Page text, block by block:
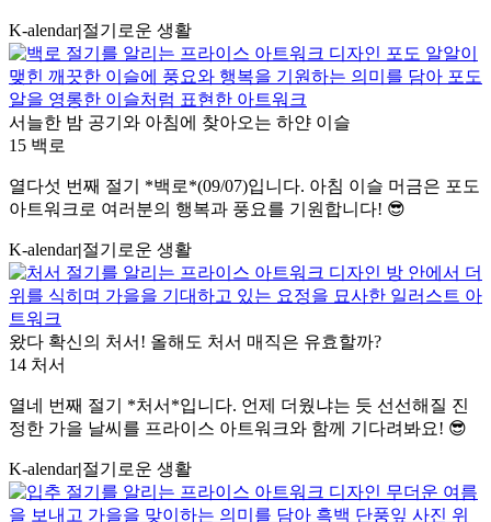
K-alendar|절기로운 생활
서늘한 밤 공기와 아침에 찾아오는 하얀 이슬
15 백로
열다섯 번째 절기 *백로*(09/07)입니다. 아침 이슬 머금은 포도
아트워크로 여러분의 행복과 풍요를 기원합니다! 😎
K-alendar|절기로운 생활
왔다 확신의 처서! 올해도 처서 매직은 유효할까?
14 처서
열네 번째 절기 *처서*입니다. 언제 더웠냐는 듯 선선해질 진
정한 가을 날씨를 프라이스 아트워크와 함께 기다려봐요! 😎
K-alendar|절기로운 생활